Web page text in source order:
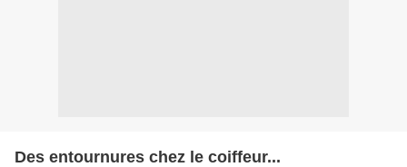
Des entournures chez le coiffeur...